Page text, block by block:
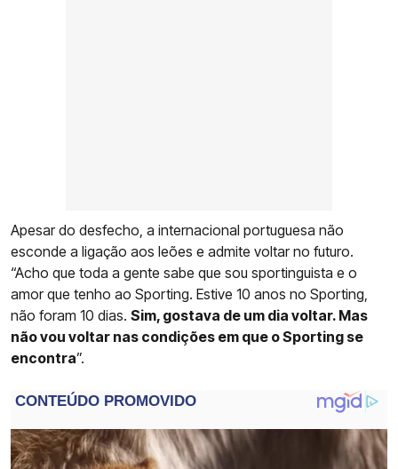
Apesar do desfecho, a internacional portuguesa não
esconde a ligação aos leões e admite voltar no futuro.
“Acho que toda a gente sabe que sou sportinguista e o
amor que tenho ao Sporting. Estive 10 anos no Sporting,
não foram 10 dias. Sim, gostava de um dia voltar. Mas
não vou voltar nas condições em que o Sporting se
encontra”.